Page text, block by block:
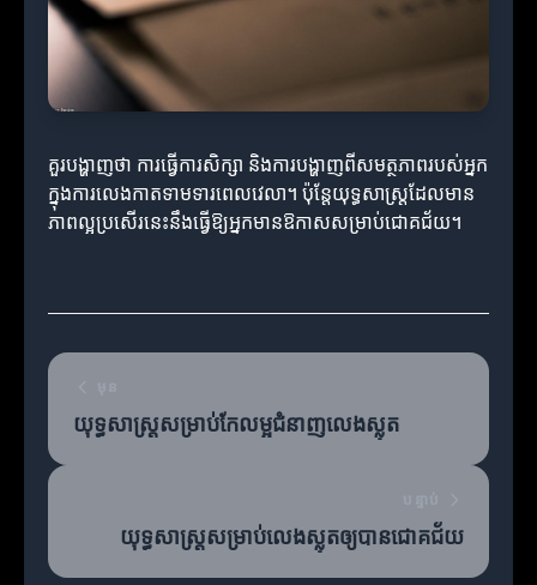
គួរបង្ហាញថា ការធ្វើការសិក្សា និងការបង្ហាញពីសមត្ថភាពរបស់អ្នក
ក្នុងការលេងកាតទាមទារពេលវេលា។ ប៉ុន្តែយុទ្ធសាស្ត្រដែលមាន
ភាពល្អប្រសើរនេះនឹងធ្វើឱ្យអ្នកមានឱកាសសម្រាប់ជោគជ័យ។
យុទ្ធសាស្ត្រសម្រាប់កែលម្អជំនាញលេងស្លុត
យុទ្ធសាស្ត្រសម្រាប់លេងស្លុតឲ្យបានជោគជ័យ